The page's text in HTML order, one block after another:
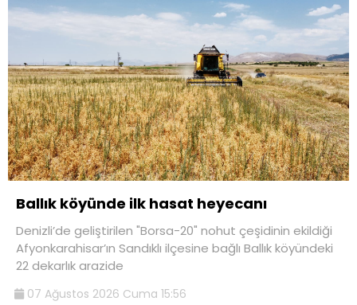
Ballık köyünde ilk hasat heyecanı
Denizli’de geliştirilen "Borsa-20" nohut çeşidinin ekildiği
Afyonkarahisar’ın Sandıklı ilçesine bağlı Ballık köyündeki
22 dekarlık arazide
07 Ağustos 2026 Cuma 15:56